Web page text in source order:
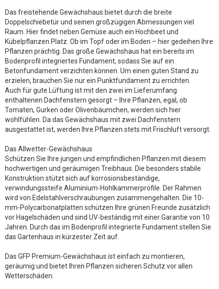
Das freistehende Gewächshaus bietet durch die breite
Doppelschiebetür und seinen großzügigen Abmessungen viel
Raum. Hier findet neben Gemüse auch ein Hochbeet und
Kübelpflanzen Platz. Ob im Topf oder im Boden – hier gedeihen Ihre
Pflanzen prächtig. Das große Gewächshaus hat ein bereits im
Bodenprofil integriertes Fundament, sodass Sie auf ein
Betonfundament verzichten können. Um einen guten Stand zu
erzielen, brauchen Sie nur ein Punktfundament zu errichten.
Auch für gute Lüftung ist mit den zwei im Lieferumfang
enthaltenen Dachfenstern gesorgt – Ihre Pflanzen, egal, ob
Tomaten, Gurken oder Olivenbäumchen, werden sich hier
wohlfühlen. Da das Gewächshaus mit zwei Dachfenstern
ausgestattet ist, werden Ihre Pflanzen stets mit Frischluft versorgt.
Das Allwetter-Gewächshaus
Schützen Sie Ihre jungen und empfindlichen Pflanzen mit diesem
hochwertigen und geräumigen Treibhaus. Die besonders stabile
Konstruktion stützt sich auf korrosionsbeständige,
verwindungssteife Aluminium-Hohlkammerprofile. Der Rahmen
wird von Edelstahlverschraubungen zusammengehalten. Die 10-
mm-Polycarbonatplatten schützen Ihre grünen Freunde zusätzlich
vor Hagelschäden und sind UV-beständig mit einer Garantie von 10
Jahren. Durch das im Bodenprofil integrierte Fundament stellen Sie
das Gartenhaus in kürzester Zeit auf.
Das GFP Premium-Gewächshaus ist einfach zu montieren,
geräumig und bietet Ihren Pflanzen sicheren Schutz vor allen
Wetterschäden.